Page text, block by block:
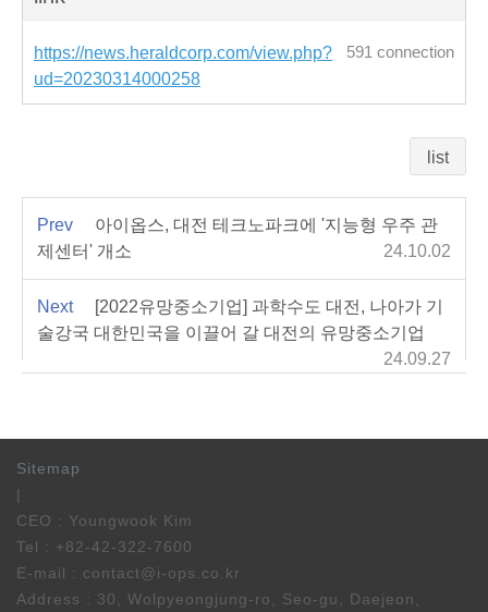
https://news.heraldcorp.com/view.php?
ud=20230314000258
591 connection
list
Prev
아이옵스, 대전 테크노파크에 '지능형 우주 관
제센터' 개소
24.10.02
Next
[2022유망중소기업] 과학수도 대전, 나아가 기
술강국 대한민국을 이끌어 갈 대전의 유망중소기업
24.09.27
Sitemap
|
CEO : Youngwook Kim
Tel : +82-42-322-7600
E-mail : contact@i-ops.co.kr
Address : 30, Wolpyeongjung-ro, Seo-gu, Daejeon,